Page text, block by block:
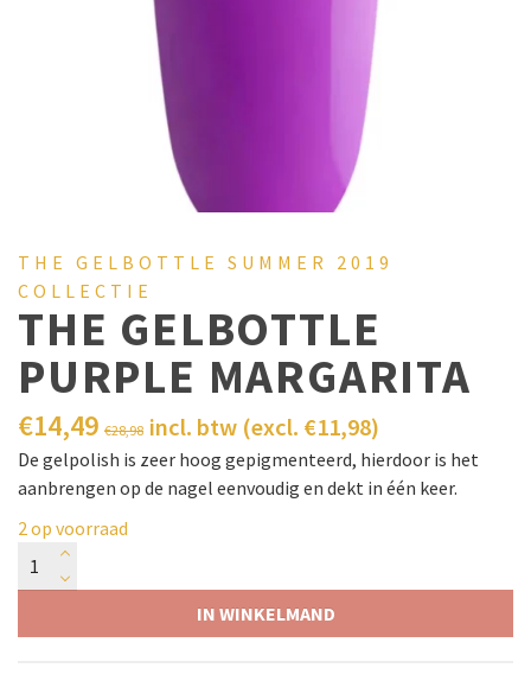
THE GELBOTTLE SUMMER 2019
COLLECTIE
THE GELBOTTLE
PURPLE MARGARITA
€28,98
€14,49 incl. btw (excl. €11,98)
De gelpolish is zeer hoog gepigmenteerd, hierdoor is het
aanbrengen op de nagel eenvoudig en dekt in één keer.
2 op voorraad
IN WINKELMAND